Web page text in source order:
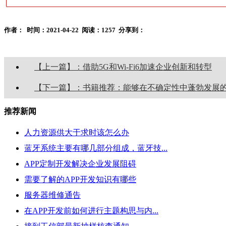
作者： 时间：2021-04-22 阅读：1257 分享到：
【上一篇】：借助5G和Wi-Fi6加速企业创新和转型
【下一篇】：书籍推荐：能够在不确定性中蓬勃发展
推荐新闻
人力资源供大于求时该怎么办
蓝牙系统主要有哪几部分组成，蓝牙技...
APP定制开发解决企业发展阻碍
需要了解的APP开发知识有哪些
服务器维修通告
在APP开发前如何进行主题构思与内...